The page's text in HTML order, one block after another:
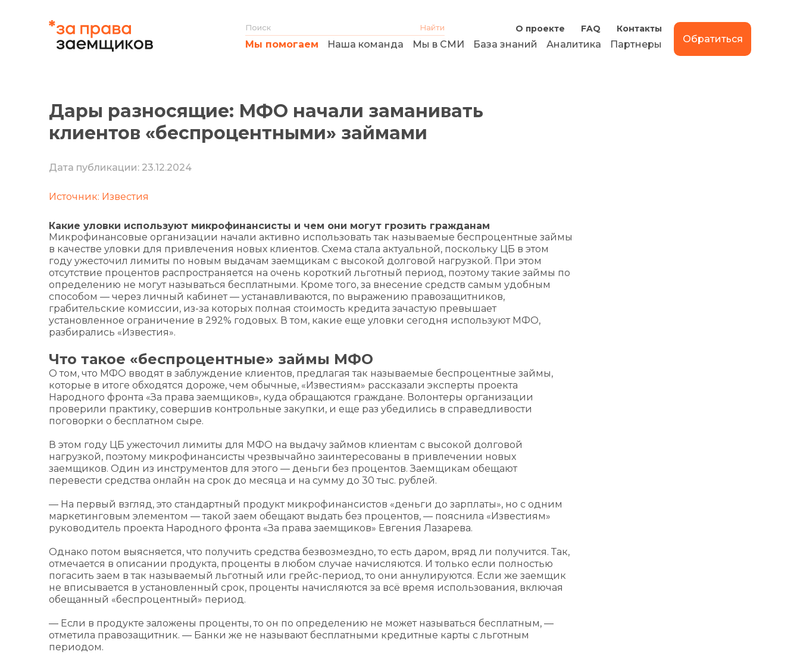
О проекте FAQ Контакты
Мы помогаем Наша команда Мы в СМИ База знаний Аналитика Партнеры Обратиться
Дары разносящие: МФО начали заманивать
клиентов «беспроцентными» займами
Дата публикации: 23.12.2024
Источник: Известия
Какие уловки используют микрофинансисты и чем они могут грозить гражданам
Микрофинансовые организации начали активно использовать так называемые беспроцентные займы
в качестве уловки для привлечения новых клиентов. Схема стала актуальной, поскольку ЦБ в этом
году ужесточил лимиты по новым выдачам заемщикам с высокой долговой нагрузкой. При этом
отсутствие процентов распространяется на очень короткий льготный период, поэтому такие займы по
определению не могут называться бесплатными. Кроме того, за внесение средств самым удобным
способом — через личный кабинет — устанавливаются, по выражению правозащитников,
грабительские комиссии, из-за которых полная стоимость кредита зачастую превышает
установленное ограничение в 292% годовых. В том, какие еще уловки сегодня используют МФО,
разбирались «Известия».
Что такое «беспроцентные» займы МФО
О том, что МФО вводят в заблуждение клиентов, предлагая так называемые беспроцентные займы,
которые в итоге обходятся дороже, чем обычные, «Известиям» рассказали эксперты проекта
Народного фронта «За права заемщиков», куда обращаются граждане. Волонтеры организации
проверили практику, совершив контрольные закупки, и еще раз убедились в справедливости
поговорки о бесплатном сыре.
В этом году ЦБ ужесточил лимиты для МФО на выдачу займов клиентам с высокой долговой
нагрузкой, поэтому микрофинансисты чрезвычайно заинтересованы в привлечении новых
заемщиков. Один из инструментов для этого — деньги без процентов. Заемщикам обещают
перевести средства онлайн на срок до месяца и на сумму до 30 тыс. рублей.
— На первый взгляд, это стандартный продукт микрофинансистов «деньги до зарплаты», но с одним
маркетинговым элементом — такой заем обещают выдать без процентов, — пояснила «Известиям»
руководитель проекта Народного фронта «За права заемщиков» Евгения Лазарева.
Однако потом выясняется, что получить средства безвозмездно, то есть даром, вряд ли получится. Так,
отмечается в описании продукта, проценты в любом случае начисляются. И только если полностью
погасить заем в так называемый льготный или грейс-период, то они аннулируются. Если же заемщик
не вписывается в установленный срок, проценты начисляются за всё время использования, включая
обещанный «беспроцентный» период.
— Если в продукте заложены проценты, то он по определению не может называться бесплатным, —
отметила правозащитник. — Банки же не называют бесплатными кредитные карты с льготным
периодом.